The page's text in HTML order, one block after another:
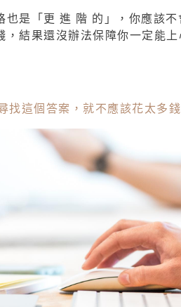
也是「更 進 階 的」，你應該不
，結果還沒辦法保障你一定能上
找這個答案，就不應該花太多